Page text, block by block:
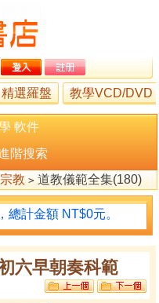
精選羅盤 教學VCD/DVD
軟件
階搜索
教 > 道教儀範全集(180)
總計金額 NT$0元。
六早朝奏科範